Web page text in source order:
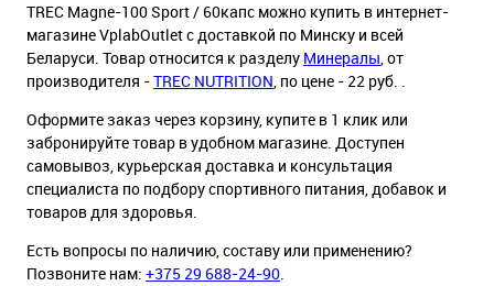
TREC Magne-100 Sport / 60капс можно купить в интернет-
магазине VplabOutlet с доставкой по Минску и всей
Беларуси. Товар относится к разделу Минералы, от
производителя -TREC NUTRITION, по цене - 22 руб. .
Оформите заказ через корзину, купите в 1 клик или
забронируйте товар в удобном магазине. Доступен
самовывоз, курьерская доставка и консультация
специалиста по подбору спортивного питания, добавок и
товаров для здоровья.
Есть вопросы по наличию, составу или применению?
Позвоните нам: +375 29 688-24-90.